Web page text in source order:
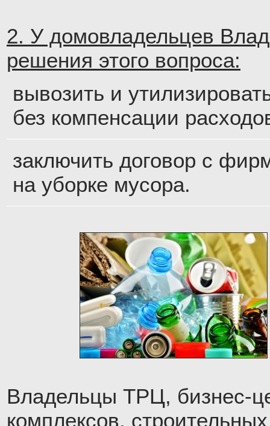
2. У домовладельцев
решения этого вопроса:
вывозить и
без компенсации
заключить договор с
на уборке мусора.
Владельцы ТРЦ, бизнес-
комплексов,